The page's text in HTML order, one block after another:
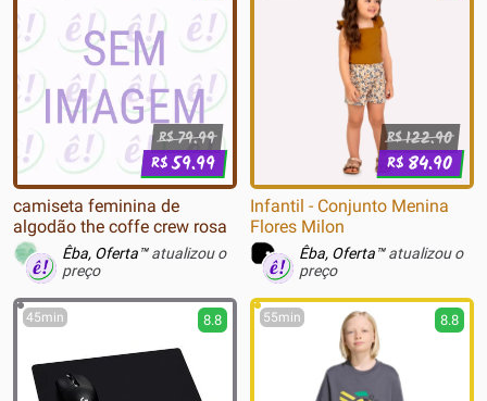
R$79.99
R$59.99
camiseta feminina de
algodão the coffe crew rosa
Êba, Oferta™atualizou o
preço
R$122.90
R$ 84.90
Infantil - Conjunto Menina
Flores Milon
Êba, Oferta™atualizou o
preço
45min 8.8 55min 8.8